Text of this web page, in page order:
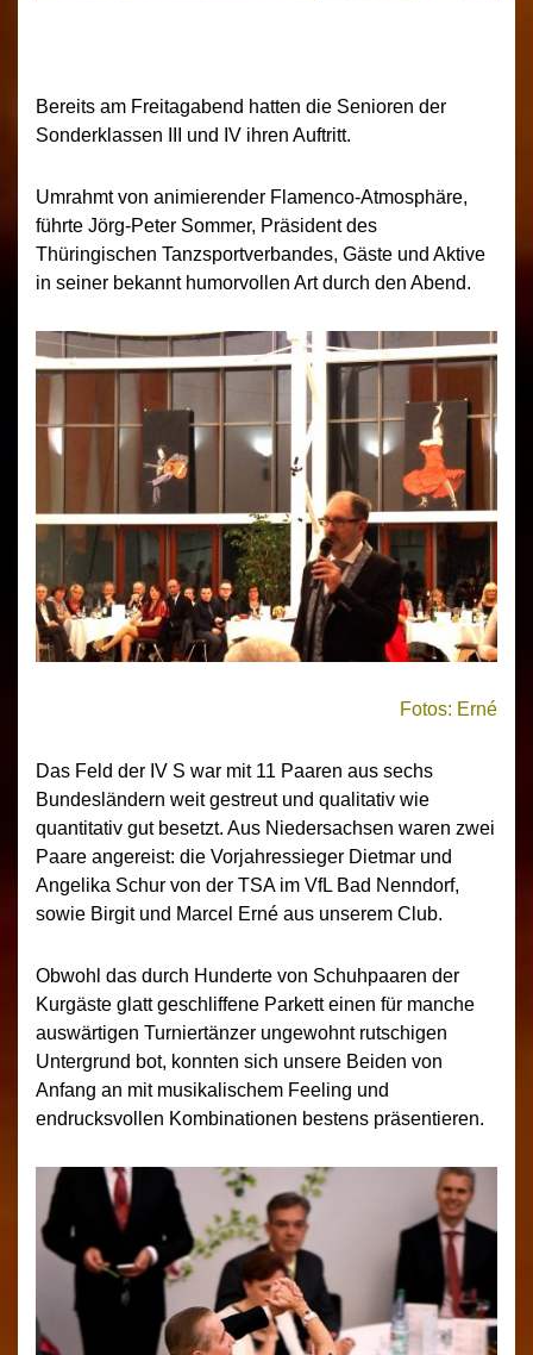
Bereits am Freitagabend hatten die Senioren der
Sonderklassen III und IV ihren Auftritt.
Umrahmt von animierender Flamenco-Atmosphäre,
führte Jörg-Peter Sommer, Präsident des
Thüringischen Tanzsportverbandes, Gäste und Aktive
in seiner bekannt humorvollen Art durch den Abend.
Fotos: Erné
Das Feld der IV S war mit 11 Paaren aus sechs
Bundesländern weit gestreut und qualitativ wie
quantitativ gut besetzt. Aus Niedersachsen waren zwei
Paare angereist: die Vorjahressieger Dietmar und
Angelika Schur von der TSA im VfL Bad Nenndorf,
sowie Birgit und Marcel Erné aus unserem Club.
Obwohl das durch Hunderte von Schuhpaaren der
Kurgäste glatt geschliffene Parkett einen für manche
auswärtigen Turniertänzer ungewohnt rutschigen
Untergrund bot, konnten sich unsere Beiden von
Anfang an mit musikalischem Feeling und
endrucksvollen Kombinationen bestens präsentieren.